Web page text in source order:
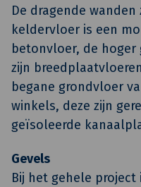
De dragende
keldervloer is een
betonvloer, de hoger
zijn
begane grondvloer
winkels, deze zijn
geïsoleerde
Gevels
Bij het gehele